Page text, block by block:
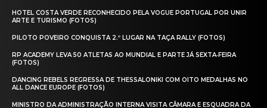
HOTEL COSTA VERDE RECONHECIDO PELA VOGUE PORTUGAL POR UNIR
ARTE E TURISMO (FOTOS)
PILOTO POVEIRO CONQUISTA 2.º LUGAR NA TAÇA RALLY (FOTOS)
RP ACADEMY LEVA 50 ATLETAS AO MUNDIAL E PARTE JÁ SEXTA‑FEIRA
(FOTOS)
DANCING REBELS REGRESSA DE THESSALONIKI COM OITO MEDALHAS NO
ALL DANCE EUROPE (FOTOS)
MINISTRO DA ADMINISTRAÇÃO INTERNA VISITA CÂMARA E ESQUADRA DA